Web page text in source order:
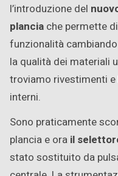
l’introduzione del
plancia che permette
funzionalità
la qualità dei materiali
troviamo rivestimenti
interni.
Sono praticamente
plancia e ora il
stato sostituito da